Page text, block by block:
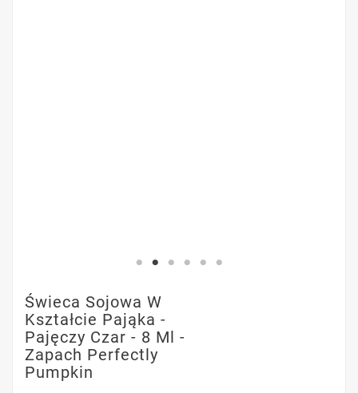
Świeca Sojowa W
Kształcie Pająka -
Pajęczy Czar - 8 Ml -
Zapach Perfectly
Pumpkin